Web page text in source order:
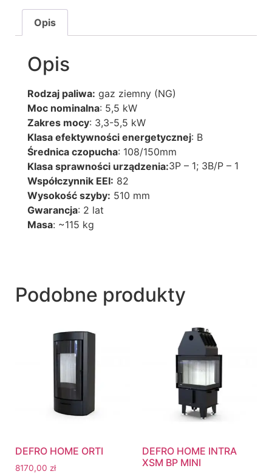
Opis
Opis
Rodzaj paliwa: gaz ziemny (NG)
Moc nominalna: 5,5 kW
Zakres mocy: 3,3-5,5 kW
Klasa efektywności energetycznej: B
Średnica czopucha: 108/150mm
Klasa sprawności urządzenia:3P – 1; 3B/P – 1
Współczynnik EEI: 82
Wysokość szyby: 510 mm
Gwarancja: 2 lat
Masa: ~115 kg
Podobne produkty
DEFRO HOME ORTI
8170,00 zł
DEFRO HOME INTRA
XSM BP MINI